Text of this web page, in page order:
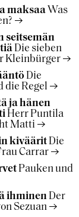
maksaa Was
seitsemän
Die sieben
Kleinbürger
Die
die Regel
ja hänen
Herr Puntila
Matti
kiväärit Die
Carrar
Pauken und
ihminen Der
Sezuan